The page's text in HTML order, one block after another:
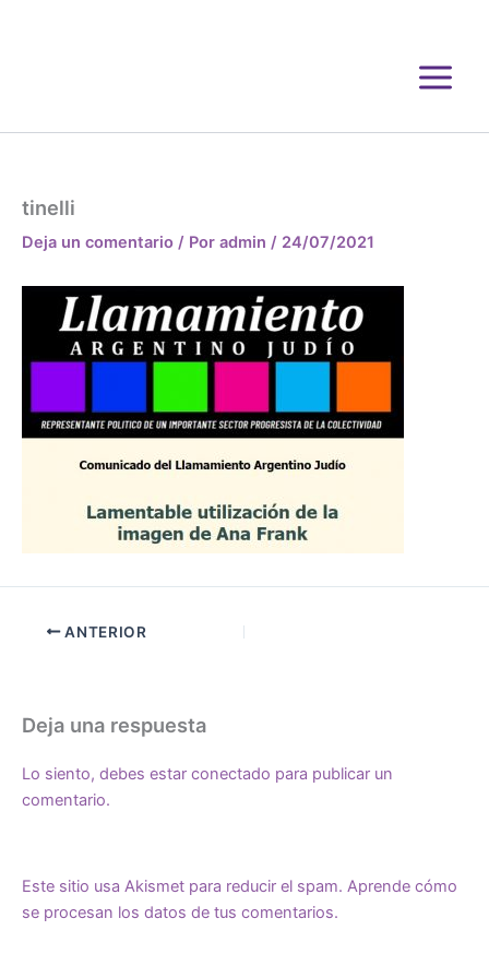
tinelli
Deja un comentario / Por admin / 24/07/2021
ANTERIOR
Deja una respuesta
Lo siento, debes estar conectado para publicar un
comentario.
Este sitio usa Akismet para reducir el spam. Aprende cómo
se procesan los datos de tus comentarios.